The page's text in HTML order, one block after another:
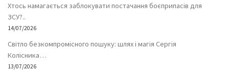
Хтось намагається заблокувати постачання боєприпасів для
ЗСУ?..
14/07/2026
Світло безкомпромісного пошуку: шлях і магія Сергія
Колісника…
13/07/2026